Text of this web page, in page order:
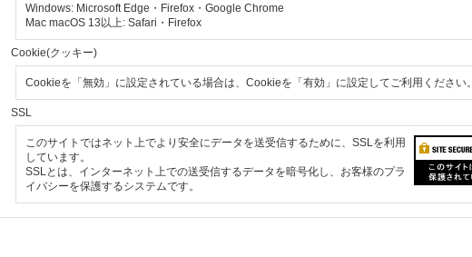
Windows: Microsoft Edge・Firefox ・Google Chrome
Mac macOS 13以上: Safari・Firefox
Cookie(クッキー)
Cookieを「無効」に設定されている場合は、Cookieを「有効」に設定してご利用ください。
SSL
このサイトではネット上でより安全にデータを送受信するために、SSLを利用
しています。
SSLとは、インターネット上での送受信するデータを暗号化し、お客様のプラ
イバシーを保護するシステムです。